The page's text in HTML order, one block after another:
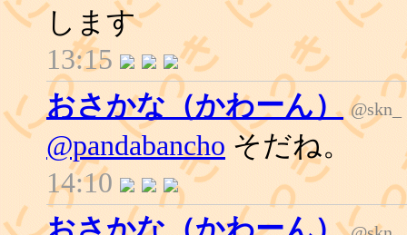
します
13:15
おさかな（かわーん） @skn_
@pandabancho そだね。
14:10